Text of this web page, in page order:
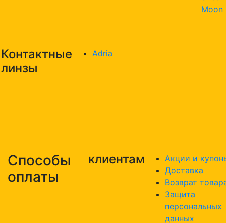
Moon
Контактные
линзы
Adria
Способы
оплаты
клиентам
Акции и
Доставка
Возврат
Защита
персональных
данных